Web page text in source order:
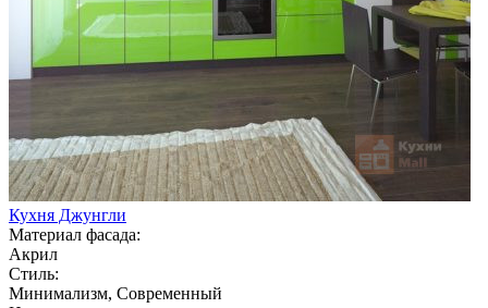
Кухня Джунгли
Материал фасада:
Акрил
Стиль:
Минимализм, Современный